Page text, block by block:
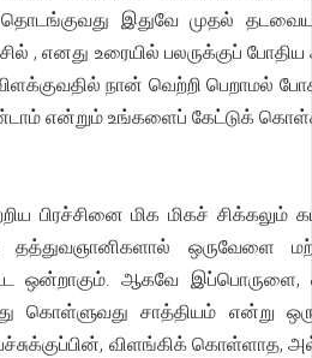
இதுவே முதல்
, எனது உரையில் பலருக்குப் போதிய
நான் வெற்றி பெறாமல்
என்றும் உங்களைப் கேட்டுக்
பிரச்சினை மிக மிகச் சிக்கலும்
ஒருவேளை
ஒன்றாகும். ஆகவே இப்பொருளை,
கொள்ளுவது சாத்தியம் என்று
விளங்கிக் கொள்ளாத,